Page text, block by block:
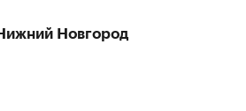
Новгород